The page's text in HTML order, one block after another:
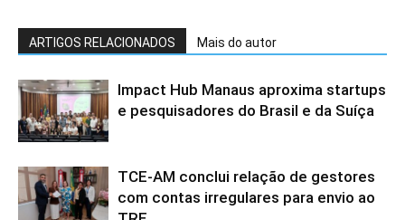
ARTIGOS RELACIONADOS Mais do autor
Impact Hub Manaus aproxima startups
e pesquisadores do Brasil e da Suíça
TCE-AM conclui relação de gestores
com contas irregulares para envio ao